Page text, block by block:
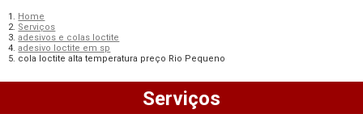
Home
Serviços
adesivos e colas loctite
adesivo loctite em sp
cola loctite alta temperatura preço Rio Pequeno
Serviços